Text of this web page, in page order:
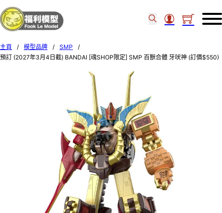
主頁 / 模型品牌 / SMP
/
預訂 (2027年3月4日截) BANDAI [魂SHOP限定] SMP 百獸合體 牙吠神 (訂價$550)